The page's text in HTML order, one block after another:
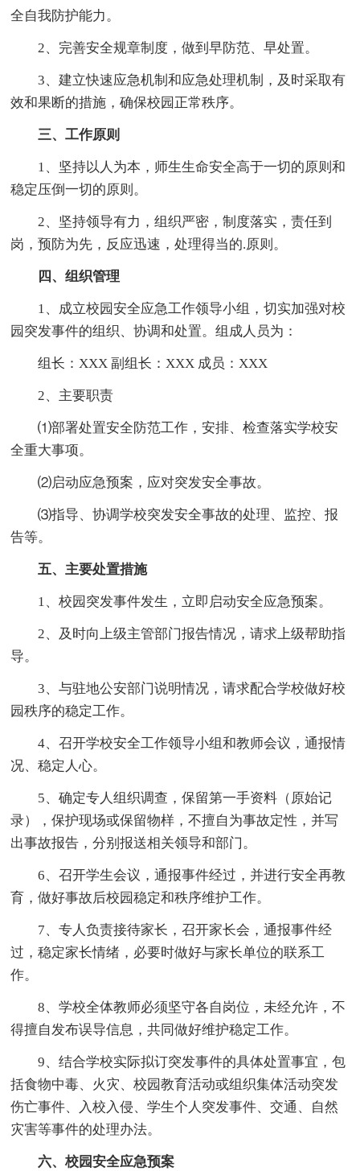
全自我防护能力。
2、完善安全规章制度，做到早防范、早处置。
3、建立快速应急机制和应急处理机制，及时采取有
效和果断的措施，确保校园正常秩序。
三、工作原则
1、坚持以人为本，师生生命安全高于一切的原则和
稳定压倒一切的原则。
2、坚持领导有力，组织严密，制度落实，责任到
岗，预防为先，反应迅速，处理得当的.原则。
四、组织管理
1、成立校园安全应急工作领导小组，切实加强对校
园突发事件的组织、协调和处置。组成人员为：
组长：XXX 副组长：XXX 成员：XXX
2、主要职责
⑴部署处置安全防范工作，安排、检查落实学校安
全重大事项。
⑵启动应急预案，应对突发安全事故。
⑶指导、协调学校突发安全事故的处理、监控、报
告等。
五、主要处置措施
1、校园突发事件发生，立即启动安全应急预案。
2、及时向上级主管部门报告情况，请求上级帮助指
导。
3、与驻地公安部门说明情况，请求配合学校做好校
园秩序的稳定工作。
4、召开学校安全工作领导小组和教师会议，通报情
况、稳定人心。
5、确定专人组织调查，保留第一手资料（原始记
录），保护现场或保留物样，不擅自为事故定性，并写
出事故报告，分别报送相关领导和部门。
6、召开学生会议，通报事件经过，并进行安全再教
育，做好事故后校园稳定和秩序维护工作。
7、专人负责接待家长，召开家长会，通报事件经
过，稳定家长情绪，必要时做好与家长单位的联系工
作。
8、学校全体教师必须坚守各自岗位，未经允许，不
得擅自发布误导信息，共同做好维护稳定工作。
9、结合学校实际拟订突发事件的具体处置事宜，包
括食物中毒、火灾、校园教育活动或组织集体活动突发
伤亡事件、入校入侵、学生个人突发事件、交通、自然
灾害等事件的处理办法。
六、校园安全应急预案